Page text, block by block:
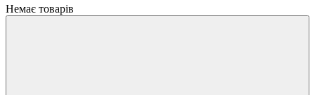
Немає товарів